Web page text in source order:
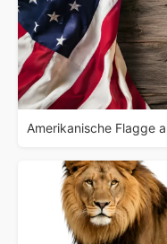
Amerikanische Flagge